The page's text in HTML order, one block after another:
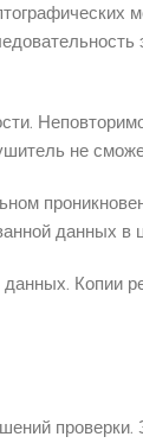
не
данных в
Копии